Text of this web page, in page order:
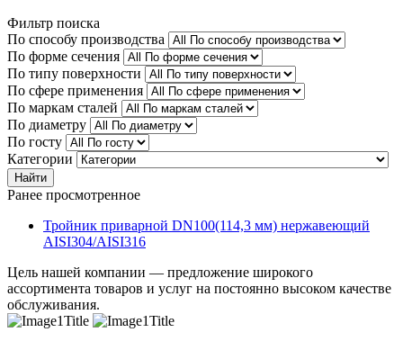
Фильтр поиска
По способу производства
По форме сечения
По типу поверхности
По сфере применения
По маркам сталей
По диаметру
По госту
Категории
Найти
Ранее просмотренное
Тройник приварной DN100(114,3 мм) нержавеющий
AISI304/AISI316
Цель нашей компании — предложение широкого
ассортимента товаров и услуг на постоянно высоком качестве
обслуживания.